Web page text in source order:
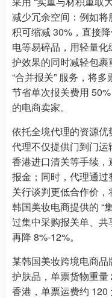
减少冗余空间：例如
积可缩减 30%，直接
电等易碎品，用轻量
护效果的同时减轻包
“合并报关” 服务，将
节省单次报关费用
的电商卖家。
依托全境代理的资源
代理不仅提供门到门运
香港进口清关等手续
报金；同时，代理通
关行谈判更低合作价
韩国美妆电商提供的 “
过集中采购报关单、
再降 8%-12%。
某韩国美妆跨境电商品
护肤品，单票货物重
香港，单票运费约 120